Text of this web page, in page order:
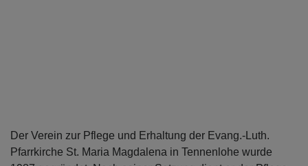
Der Verein zur Pflege und Erhaltung der Evang.-Luth.
Pfarrkirche St. Maria Magdalena in Tennenlohe wurde